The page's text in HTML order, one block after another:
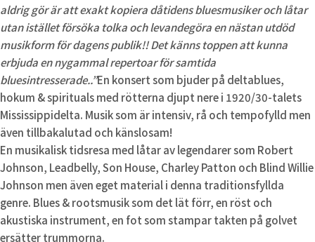
aldrig gör är att exakt kopiera dåtidens bluesmusiker och låtar
utan istället försöka tolka och levandegöra en nästan utdöd
musikform för dagens publik!! Det känns toppen att kunna
erbjuda en nygammal repertoar för samtida
bluesintresserade..”En konsert som bjuder på deltablues,
hokum & spirituals med rötterna djupt nere i 1920/30-talets
Mississippidelta. Musik som är intensiv, rå och tempofylld men
även tillbakalutad och känslosam!
En musikalisk tidsresa med låtar av legendarer som Robert
Johnson, Leadbelly, Son House, Charley Patton och Blind Willie
Johnson men även eget material i denna traditionsfyllda
genre. Blues & rootsmusik som det lät förr, en röst och
akustiska instrument, en fot som stampar takten på golvet
ersätter trummorna.